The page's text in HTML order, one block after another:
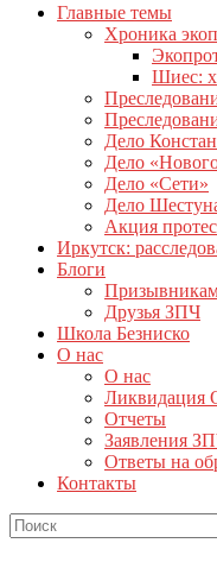
Главные темы
Хроника
Шиес:
Дело
Дело
Дело «Сети»
Дело
Акция
Иркутск:
Блоги
Друзья ЗПЧ
Школа Безниско
О нас
О нас
Ликвидация
Отчеты
Заявления
Ответы на
Контакты